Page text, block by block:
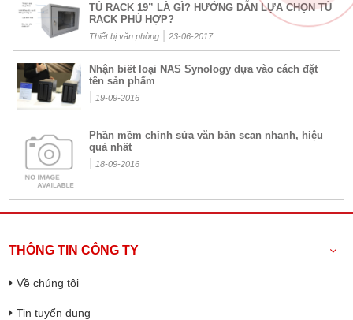
TỦ RACK 19” LÀ GÌ? HƯỚNG DẪN LỰA CHỌN TỦ
RACK PHÙ HỢP?
Thiết bị văn phòng| 23-06-2017
Nhận biết loại NAS Synology dựa vào cách đặt
tên sản phẩm
19-09-2016
Phần mềm chỉnh sửa văn bản scan nhanh, hiệu
quả nhất
18-09-2016
THÔNG TIN CÔNG TY
Về chúng tôi
Tin tuyển dụng